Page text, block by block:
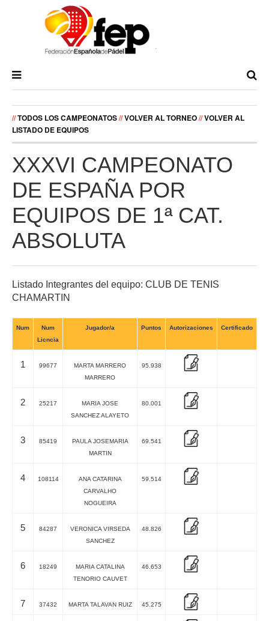
//TODOS LOS CAMPEONATOS//VOLVER AL TORNEO//VOLVER AL
LISTADO DE EQUIPOS
XXXVI CAMPEONATO
DE ESPAÑA POR
EQUIPOS DE 1ª CAT.
ABSOLUTA
Listado Integrantes del equipo: CLUB DE TENIS
CHAMARTIN
Num
Num
Licncia
Jugador/a Puntos Autorizaciones Certificado
1 99677
MARTA MARRERO
MARRERO
95.938
2 25217
MARIA JOSE
SANCHEZ ALAYETO
80.001
3 85419
PAULA JOSEMARIA
MARTIN
69.541
4 108114
ANA CATARINA
CARVALHO
NOGUEIRA
59.514
5 84287
VERONICA VIRSEDA
SANCHEZ
48.826
6 18249
MARIA CATALINA
TENORIO CAUVET
46.653
7 37432 MARTA TALAVAN RUIZ 45.275